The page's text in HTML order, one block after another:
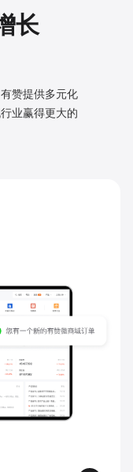
长
赞提供多元化
业赢得更大的